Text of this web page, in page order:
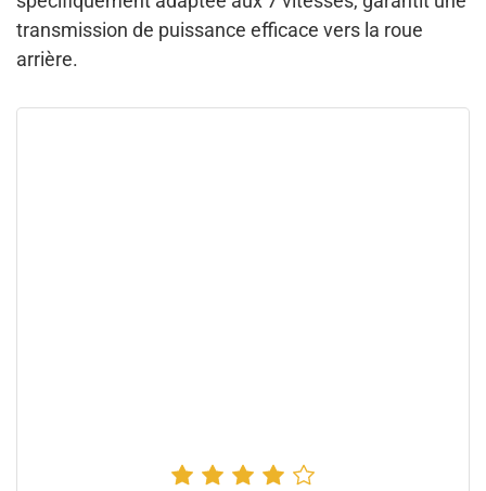
transmission de puissance efficace vers la roue
arrière.